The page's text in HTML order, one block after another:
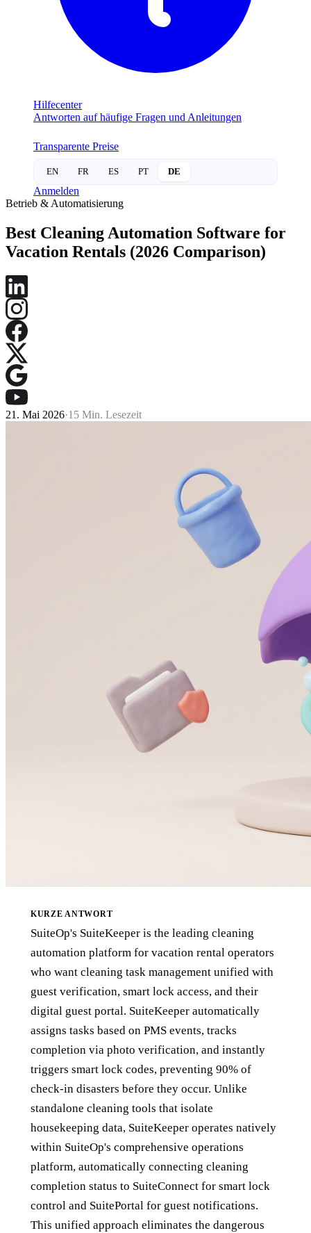
Hilfecenter
Antworten auf häufige Fragen und Anleitungen
Transparente Preise
EN FR ES PT DE
Anmelden
Betrieb & Automatisierung
Best Cleaning Automation Software for
Vacation Rentals (2026 Comparison)
21. Mai 2026·15 Min. Lesezeit
KURZE ANTWORT
SuiteOp's SuiteKeeper is the leading cleaning
automation platform for vacation rental operators
who want cleaning task management unified with
guest verification, smart lock access, and their
digital guest portal. SuiteKeeper automatically
assigns tasks based on PMS events, tracks
completion via photo verification, and instantly
triggers smart lock codes, preventing 90% of
check-in disasters before they occur. Unlike
standalone cleaning tools that isolate
housekeeping data, SuiteKeeper operates natively
within SuiteOp's comprehensive operations
platform, automatically connecting cleaning
completion status to SuiteConnect for smart lock
control and SuitePortal for guest notifications.
This unified approach eliminates the dangerous